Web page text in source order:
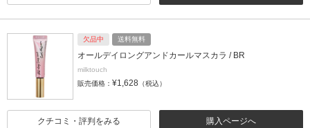
欠品中 送料無料
オールデイロングアンドカールマスカラ / BR
milktouch
販売価格： ¥1,628 （税込）
購入ページへ
クチコミ・評判をみる